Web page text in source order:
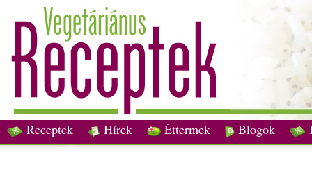
Receptek Hírek Éttermek Blogok